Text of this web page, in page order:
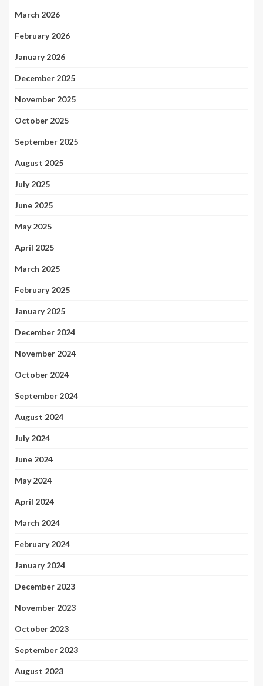
March 2026
February 2026
January 2026
December 2025
November 2025
October 2025
September 2025
August 2025
July 2025
June 2025
May 2025
April 2025
March 2025
February 2025
January 2025
December 2024
November 2024
October 2024
September 2024
August 2024
July 2024
June 2024
May 2024
April 2024
March 2024
February 2024
January 2024
December 2023
November 2023
October 2023
September 2023
August 2023